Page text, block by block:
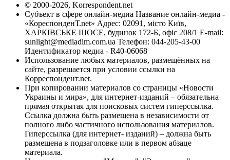
© 2000-2026, Korrespondent.net
Субъект в сфере онлайн-медиа Название онлайн-медиа -
«КореспонденТ.net» Адрес: 02091, місто Київ,
ХАРКІВСЬКЕ ШОСЕ, будинок 172-Б, офіс 208/1 E-mail:
sunlight@mediadim.com.ua Телефон: 044-205-43-00
Идентификатор медиа - R40-06068
Использование любых материалов, размещённых на
сайте, разрешается при условии ссылки на
Корреспондент.net.
При копировании материалов со страницы «Новости
Украины и мира», для интернет-изданий – обязательна
прямая открытая для поисковых систем гиперссылка.
Ссылка должна быть размещена в независимости от
полного либо частичного использования материалов.
Гиперссылка (для интернет- изданий) – должна быть
размещена в подзаголовке или в первом абзаце
материала.